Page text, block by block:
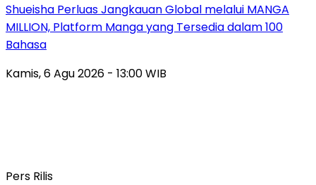
Shueisha Perluas Jangkauan Global melalui MANGA
MILLION, Platform Manga yang Tersedia dalam 100
Bahasa
Kamis, 6 Agu 2026 - 13:00 WIB
Pers Rilis